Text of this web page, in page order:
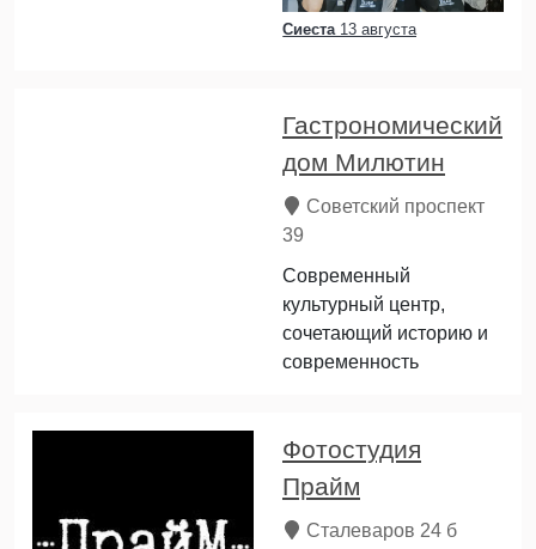
Сиеста 13 августа
Гастрономический
дом Милютин
Советский проспект
39
Современный
культурный центр,
сочетающий историю и
современность
Фотостудия
Прайм
Сталеваров 24 б